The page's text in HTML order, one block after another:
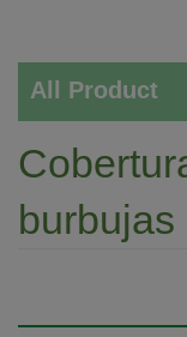
All Product
burbujas